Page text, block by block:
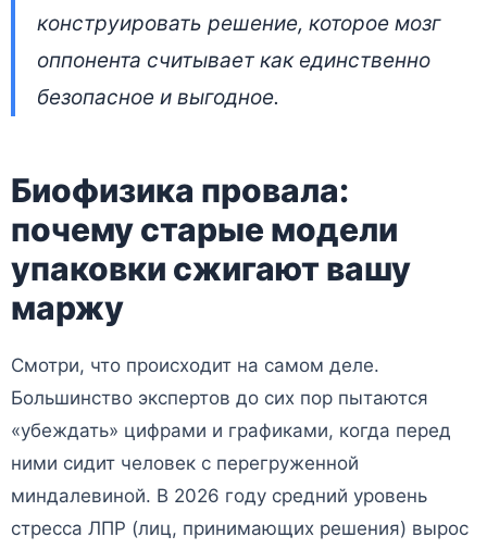
конструировать решение, которое мозг
оппонента считывает как единственно
безопасное и выгодное.
Биофизика провала:
почему старые модели
упаковки сжигают вашу
маржу
Смотри, что происходит на самом деле.
Большинство экспертов до сих пор пытаются
«убеждать» цифрами и графиками, когда перед
ними сидит человек с перегруженной
миндалевиной. В 2026 году средний уровень
стресса ЛПР (лиц, принимающих решения) вырос